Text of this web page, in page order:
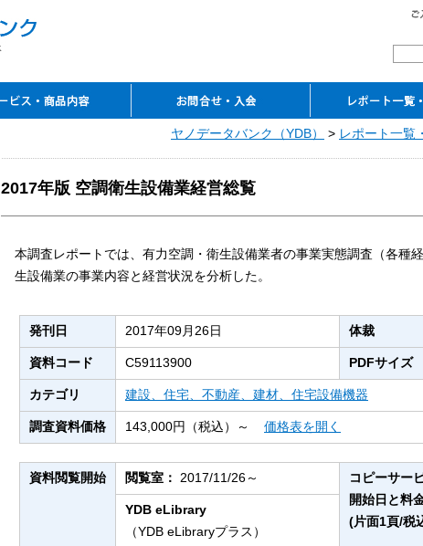
閲覧室
電子ライブラリ
（YDB eLibrary）
マーケットシェア事典
オンライン
これから伸びる
市場シリーズオンライン
TSR企業情報・TSR
REPORT
お問合せ
（入会案内・資料請求）
ご入会申込み
ご契約の流れ
よくあるご質問
ご案内資料ダウンロード レポート一覧・
ヤノデータバンク（YDB） > レポート一覧
2017年版 空調衛生設備業経営総覧
本調査レポートでは、有力空調・衛生設備業者の事業実態調査（各種
生設備業の事業内容と経営状況を分析した。
発刊日 2017年09月26日 体裁
資料コード C59113900 PDFサイズ
カテゴリ 建設、住宅、不動産、建材、住宅設備機器
調査資料価格 143,000円（税込）～ 価格表を開く
資料閲覧開始 閲覧室： 2017/11/26～
コピーサー
開始日と料
(片面1頁/税
YDB eLibrary
（YDB eLibraryプラス）